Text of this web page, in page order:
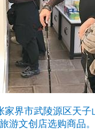
家界市武陵源区天子
旅游文创店选购商品。